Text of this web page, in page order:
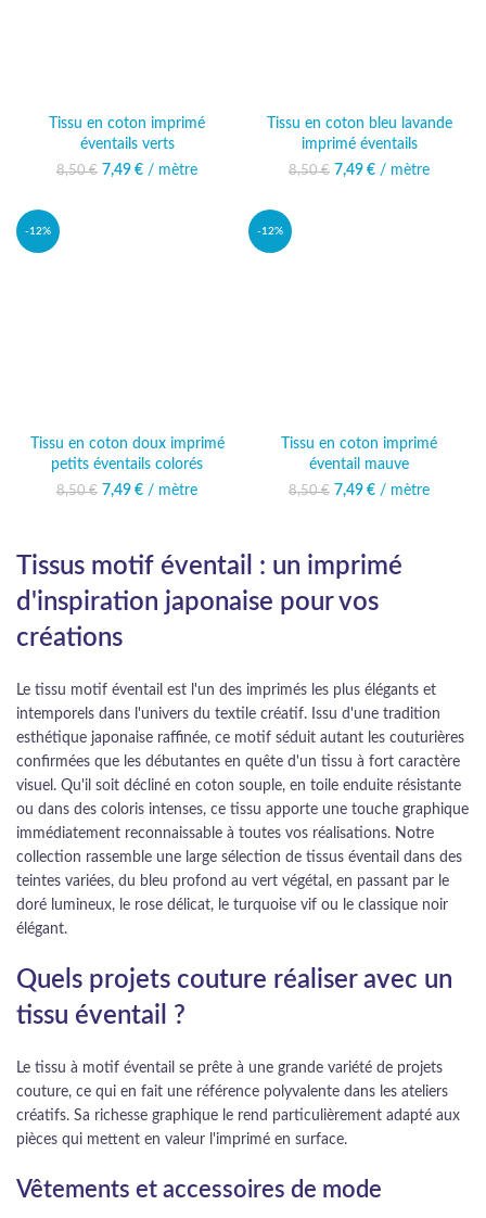
Tissu en coton imprimé
éventails verts
8,50€
Le prix initial était :
7,49 € Le prix actuel
/ mètre
Tissu en coton bleu lavande
imprimé éventails
8,50€
Le prix initial était :
7,49 € Le prix actuel
/ mètre
-12%
Tissu en coton doux imprimé
petits éventails colorés
8,50€
Le prix initial était :
7,49 € Le prix actuel
/ mètre
-12%
Tissu en coton imprimé
éventail mauve
8,50€
Le prix initial était :
7,49 € Le prix actuel
/ mètre
Tissus motif éventail : un imprimé
d'inspiration japonaise pour vos
créations
Le tissu motif éventail est l'un des imprimés les plus élégants et
intemporels dans l'univers du textile créatif. Issu d'une tradition
esthétique japonaise raffinée, ce motif séduit autant les couturières
confirmées que les débutantes en quête d'un tissu à fort caractère
visuel. Qu'il soit décliné en coton souple, en toile enduite résistante
ou dans des coloris intenses, ce tissu apporte une touche graphique
immédiatement reconnaissable à toutes vos réalisations. Notre
collection rassemble une large sélection de tissus éventail dans des
teintes variées, du bleu profond au vert végétal, en passant par le
doré lumineux, le rose délicat, le turquoise vif ou le classique noir
élégant.
Quels projets couture réaliser avec un
tissu éventail ?
Le tissu à motif éventail se prête à une grande variété de projets
couture, ce qui en fait une référence polyvalente dans les ateliers
créatifs. Sa richesse graphique le rend particulièrement adapté aux
pièces qui mettent en valeur l'imprimé en surface.
Vêtements et accessoires de mode